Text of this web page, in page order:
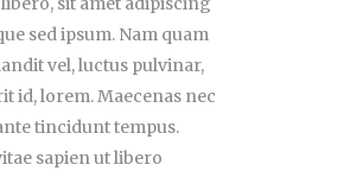
sed ipsum. Nam quam
vel, luctus pulvinar,
id, lorem. Maecenas nec
tincidunt tempus.
sapien ut libero